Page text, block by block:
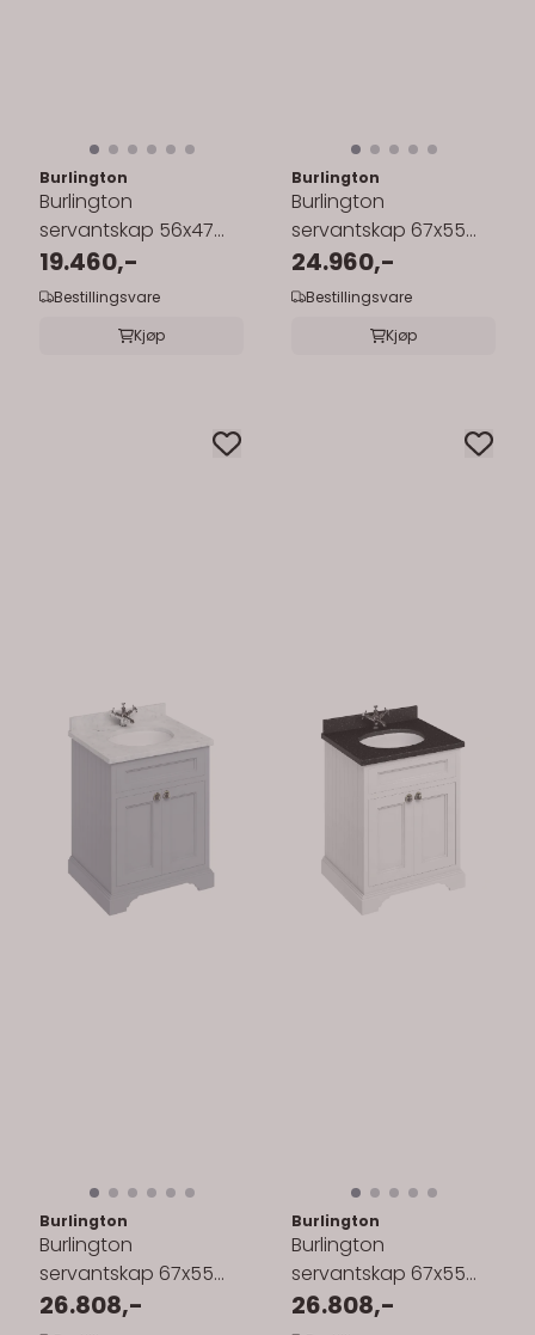
Burlington
Burlington
servantskap 56x47
cm med Edwardian
porselensservant
19.460,-
Bestillingsvare
Kjøp
Burlington
Burlington
servantskap 67x55
cm med
benkeplate/underlimt
24.960,-
Bestillingsvare
Kjøp
Burlington
Burlington
servantskap 67x55
cm med
26.808,-
Burlington
Burlington
servantskap 67x55
cm med
26.808,-